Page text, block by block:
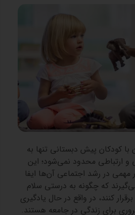
با کودکان پیش‌ دبستانی تنها به
و ارتباطی محدود نمی‌شود؛ این
مهمی در رشد اجتماعی آن‌ها ایفا
که چگونه به درستی سلام
کنند، در واقع در حال یادگیری
برای زندگی در جامعه هستند.